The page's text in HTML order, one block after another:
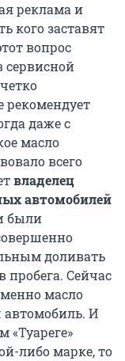
реклама и
кого заставят
вопрос
сервисной
рекомендует
даже с
масло
всего
владелец
автомобилей
были
доливать
пробега. Сейчас
масло
И
«Туареге»
либо марке, то